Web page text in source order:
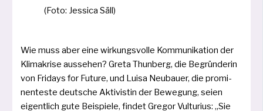
(Foto: Jessica Säll)
Wie muss aber eine wir­kungs­vol­le Kommunikation der
Klimakrise aus­se­hen? Greta Thunberg, die Begründerin
von Fridays for Future, und Luisa Neubauer, die pro­mi­
nen­tes­te deut­sche Aktivistin der Bewegung, sei­en
eigent­lich gute Beispiele, fin­det Gregor Vulturius: „Sie